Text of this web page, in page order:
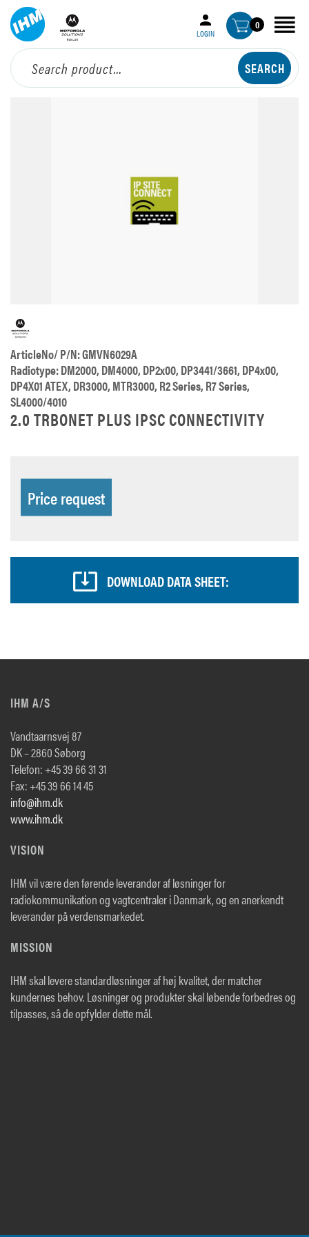
LOGIN
0
ArticleNo/ P/N: GMVN6029A
Radiotype: DM2000, DM4000, DP2x00, DP3441/3661, DP4x00,
DP4X01 ATEX, DR3000, MTR3000, R2 Series, R7 Series,
SL4000/4010
2.0 TRBONET PLUS IPSC CONNECTIVITY
Price request
DOWNLOAD DATA SHEET:
IHM A/S
Vandtaarnsvej 87
DK – 2860 Søborg
Telefon: +45 39 66 31 31
Fax: +45 39 66 14 45
info@ihm.dk
www.ihm.dk
VISION
IHM vil være den førende leverandør af løsninger for
radiokommunikation og vagtcentraler i Danmark, og en anerkendt
leverandør på verdensmarkedet.
MISSION
IHM skal levere standardløsninger af høj kvalitet, der matcher
kundernes behov. Løsninger og produkter skal løbende forbedres og
tilpasses, så de opfylder dette mål.